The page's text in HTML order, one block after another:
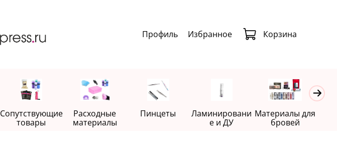
Профиль Избранное Корзина
Сопутствующие
товары
Расходные
материалы
Пинцеты
Ламинировани
е и ДУ
Материалы для
бровей